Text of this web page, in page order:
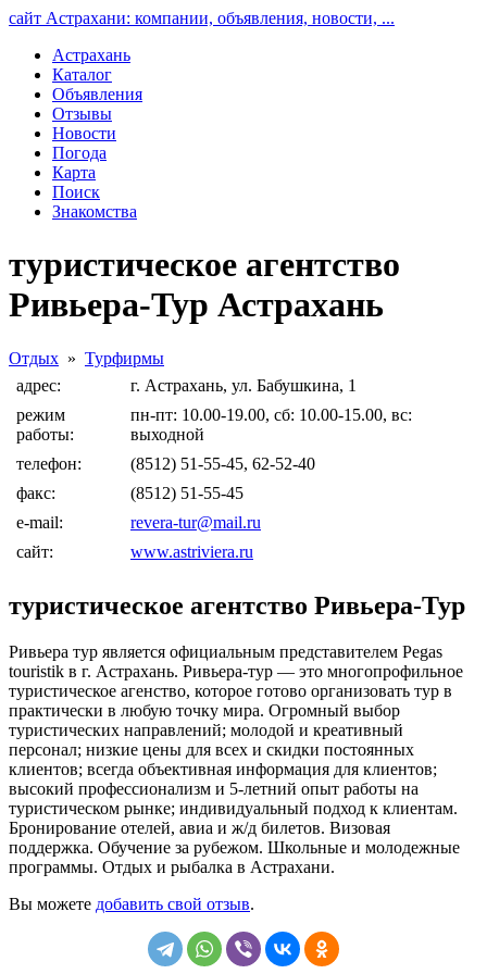
сайт Астрахани: компании, объявления, новости, ...
Астрахань
Каталог
Объявления
Отзывы
Новости
Погода
Карта
Поиск
Знакомства
туристическое агентство
Ривьера-Тур Астрахань
Отдых » Турфирмы
адрес:
г. Астрахань, ул. Бабушкина, 1
режим
работы:
пн-пт: 10.00-19.00, сб: 10.00-15.00, вс:
выходной
телефон:
(8512) 51-55-45, 62-52-40
факс:
(8512) 51-55-45
e-mail:
revera-tur@mail.ru
сайт:
www.astriviera.ru
туристическое агентство Ривьера-Тур
Ривьера тур является официальным представителем Pegas
touristik в г. Астрахань. Ривьера-тур — это многопрофильное
туристическое агенство, которое готово организовать тур в
практически в любую точку мира. Огромный выбор
туристических направлений; молодой и креативный
персонал; низкие цены для всех и скидки постоянных
клиентов; всегда объективная информация для клиентов;
высокий профессионализм и 5-летний опыт работы на
туристическом рынке; индивидуальный подход к клиентам.
Бронирование отелей, авиа и ж/д билетов. Визовая
поддержка. Обучение за рубежом. Школьные и молодежные
программы. Отдых и рыбалка в Астрахани.
Вы можете добавить свой отзыв.